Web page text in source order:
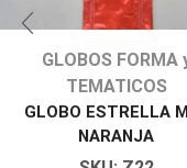
GLOBOS FORMA
TEMATICOS
GLOBO ESTRELLA
NARANJA